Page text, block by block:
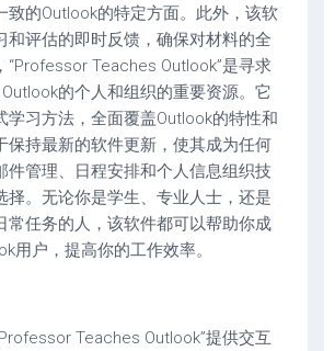
致的Outlook的特定方面。此外，该软
和评估的即时反馈，确保对材料的全
“Professor Teaches Outlook”是寻求
的个人和组织的重要资源。它
学习方法，全面覆盖Outlook的特性和
保持最新的软件更新，使其成为任何
件管理、日程安排和个人信息组织技
择。无论你是学生、专业人士，还是
常任务的人，该软件都可以帮助你成
用户，提高你的工作效率。
Teaches Outlook”提供交互